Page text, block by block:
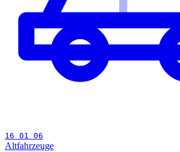
16 01 06
Altfahrzeuge